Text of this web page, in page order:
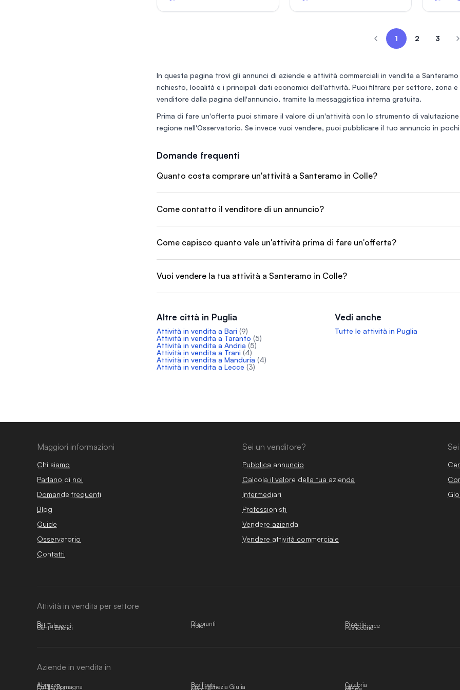
di tutte le attrezzature possibili
superficie complessiva di circa
350 mq tra piano terra e -1.
privilegiata: zona centrale,
transitano direttamente davanti
ristrutturato 1 anno e mezzo fa
con possibilitá di ampliamento
per saletta interna.
Profili
1 2 3
In questa pagina trovi gli annunci di aziende e attività commerciali in vendita a Santeramo
richiesto, località e i principali dati economici dell'attività. Puoi filtrare per settore, zona
venditore dalla pagina dell'annuncio, tramite la messaggistica interna gratuita.
Prima di fare un'offerta puoi stimare il valore di un'attività con lo strumento di
regione nell'Osservatorio. Se invece vuoi vendere, puoi pubblicare il tuo annuncio in
Domande frequenti
Quanto costa comprare un'attività a Santeramo in Colle?
Come contatto il venditore di un annuncio?
Come capisco quanto vale un'attività prima di fare un'offerta?
Vuoi vendere la tua attività a Santeramo in Colle?
Altre città in Puglia
Attività in vendita a Bari (9)
Attività in vendita a Taranto (5)
Attività in vendita a Andria (5)
Attività in vendita a Trani (4)
Attività in vendita a Manduria (4)
Attività in vendita a Lecce (3)
Vedi anche
Tutte le attività in Puglia
Maggiori informazioni
Chi siamo
Parlano di noi
Domande frequenti
Blog
Guide
Osservatorio
Contatti
Sei un venditore?
Pubblica annuncio
Calcola il valore della tua azienda
Intermediari
Professionisti
Vendere azienda
Vendere attività commerciale
Attività in vendita per settore
Bar Ristoranti Pizzerie
Bar Tabacchi Hotel E-commerce
Centri Estetici Pasticcerie
Aziende in vendita in
Abruzzo Basilicata Calabria
Emilia-Romagna Friuli-Venezia Giulia Lazio